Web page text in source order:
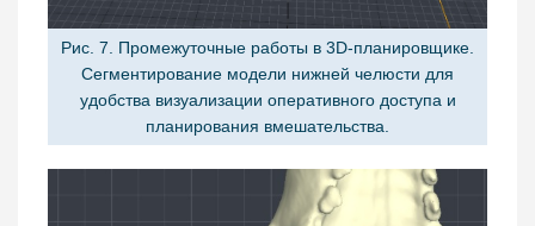
Рис. 7. Промежуточные работы в 3D-планировщике.
Сегментирование модели нижней челюсти для
удобства визуализации оперативного доступа и
планирования вмешательства.